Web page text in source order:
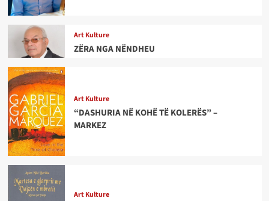
Art Kulture
ZËRA NGA NËNDHEU
Art Kulture
“DASHURIA NË KOHË TË KOLERËS” –
MARKEZ
Art Kulture